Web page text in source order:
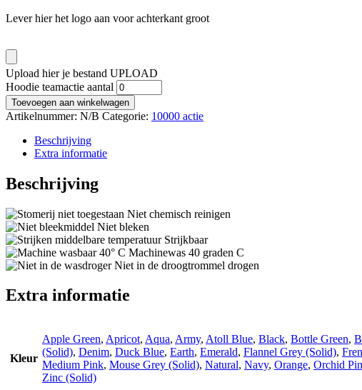
Lever hier het logo aan voor achterkant groot
Upload hier je bestand UPLOAD
Hoodie teamactie aantal
Toevoegen aan winkelwagen
Artikelnummer: N/B Categorie: 10000 actie
Beschrijving
Extra informatie
Beschrijving
Niet chemisch reinigen
Niet bleken
Strijkbaar
Machinewas 40 graden C
Niet in de droogtrommel drogen
Extra informatie
Kleur
Apple Green, Apricot, Aqua, Army, Atoll Blue, Black, Bottle Green,
(Solid), Denim, Duck Blue, Earth, Emerald, Flannel Grey (Solid),
Medium Pink, Mouse Grey (Solid), Natural, Navy, Orange, Orchid
Zinc (Solid)